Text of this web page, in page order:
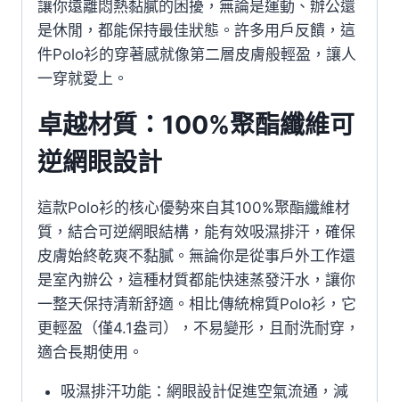
讓你遠離悶熱黏膩的困擾，無論是運動、辦公還
是休閒，都能保持最佳狀態。許多用戶反饋，這
件Polo衫的穿著感就像第二層皮膚般輕盈，讓人
一穿就愛上。
卓越材質：100%聚酯纖維可
逆網眼設計
這款Polo衫的核心優勢來自其100%聚酯纖維材
質，結合可逆網眼結構，能有效吸濕排汗，確保
皮膚始終乾爽不黏膩。無論你是從事戶外工作還
是室內辦公，這種材質都能快速蒸發汗水，讓你
一整天保持清新舒適。相比傳統棉質Polo衫，它
更輕盈（僅4.1盎司），不易變形，且耐洗耐穿，
適合長期使用。
吸濕排汗功能：網眼設計促進空氣流通，減